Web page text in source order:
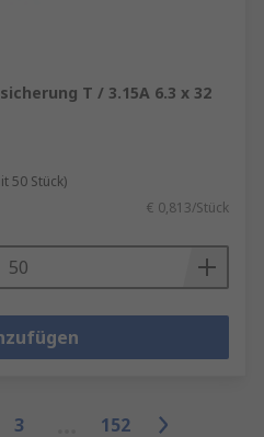
T / 3.15A 6.3 x 32
50 Stück)
€ 0,813/Stück
3
152